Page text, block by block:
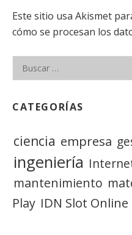
Este sitio usa Akismet
cómo se procesan los
Buscar:
CATEGORÍAS
ciencia empresa
ingeniería
mantenimiento
Play IDN Slot Online